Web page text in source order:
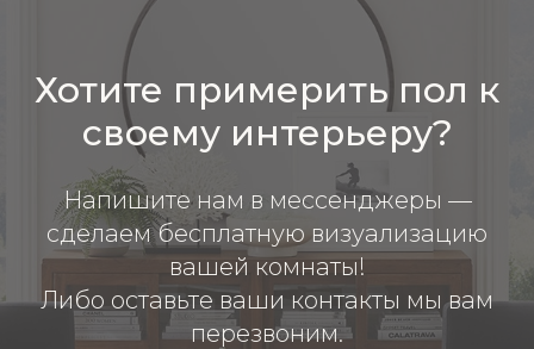
Хотите примерить пол к
своему интерьеру?
Напишите нам в мессенджеры —
сделаем бесплатную визуализацию
вашей комнаты!
Либо оставьте ваши контакты мы вам
перезвоним.